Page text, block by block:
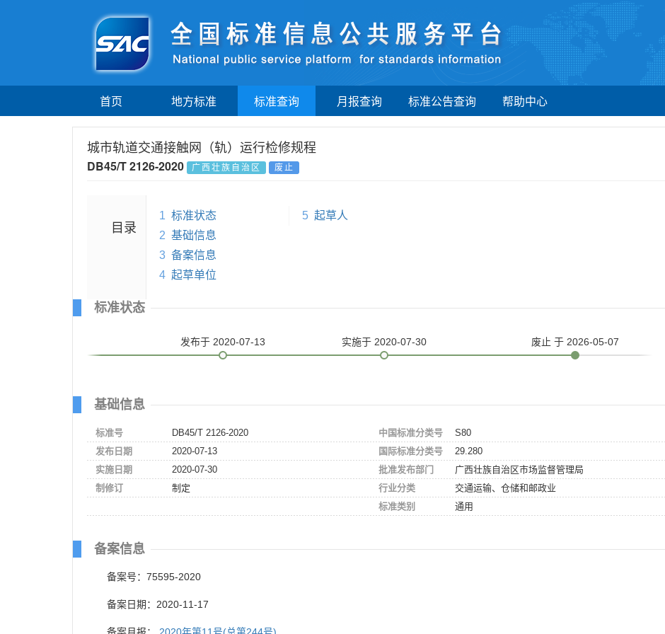
首页 地方标准 标准查询 月报查询 标准公告查询 帮助中心
城市轨道交通接触网（轨）运行检修规程
DB45/T 2126-2020 广西壮族自治区 废止
目录
1 标准状态
2 基础信息
3 备案信息
4 起草单位
5 起草人
标准状态
发布于 2020-07-13 实施于 2020-07-30 废止 于 2026-05-07
基础信息
标准号
DB45/T 2126-2020
发布日期
2020-07-13
实施日期
2020-07-30
制修订
制定
中国标准分类号
S80
国际标准分类号
29.280
批准发布部门
广西壮族自治区市场监督管理局
行业分类
交通运输、仓储和邮政业
标准类别
通用
备案信息
备案号：75595-2020
备案日期：2020-11-17